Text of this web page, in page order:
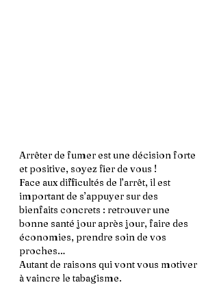
Arrêter de fumer est une décision forte
et positive, soyez fier de vous !
Face aux difficultés de l’arrêt, il est
important de s’appuyer sur des
bienfaits concrets : retrouver une
bonne santé jour après jour, faire des
économies, prendre soin de vos
proches…
Autant de raisons qui vont vous motiver
à vaincre le tabagisme.